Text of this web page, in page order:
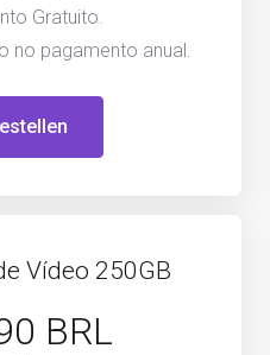
Gratuito.
no pagamento anual.
Vídeo 250GB
BRL